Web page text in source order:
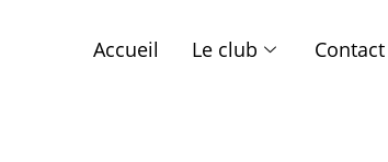
Accueil Le club Contact